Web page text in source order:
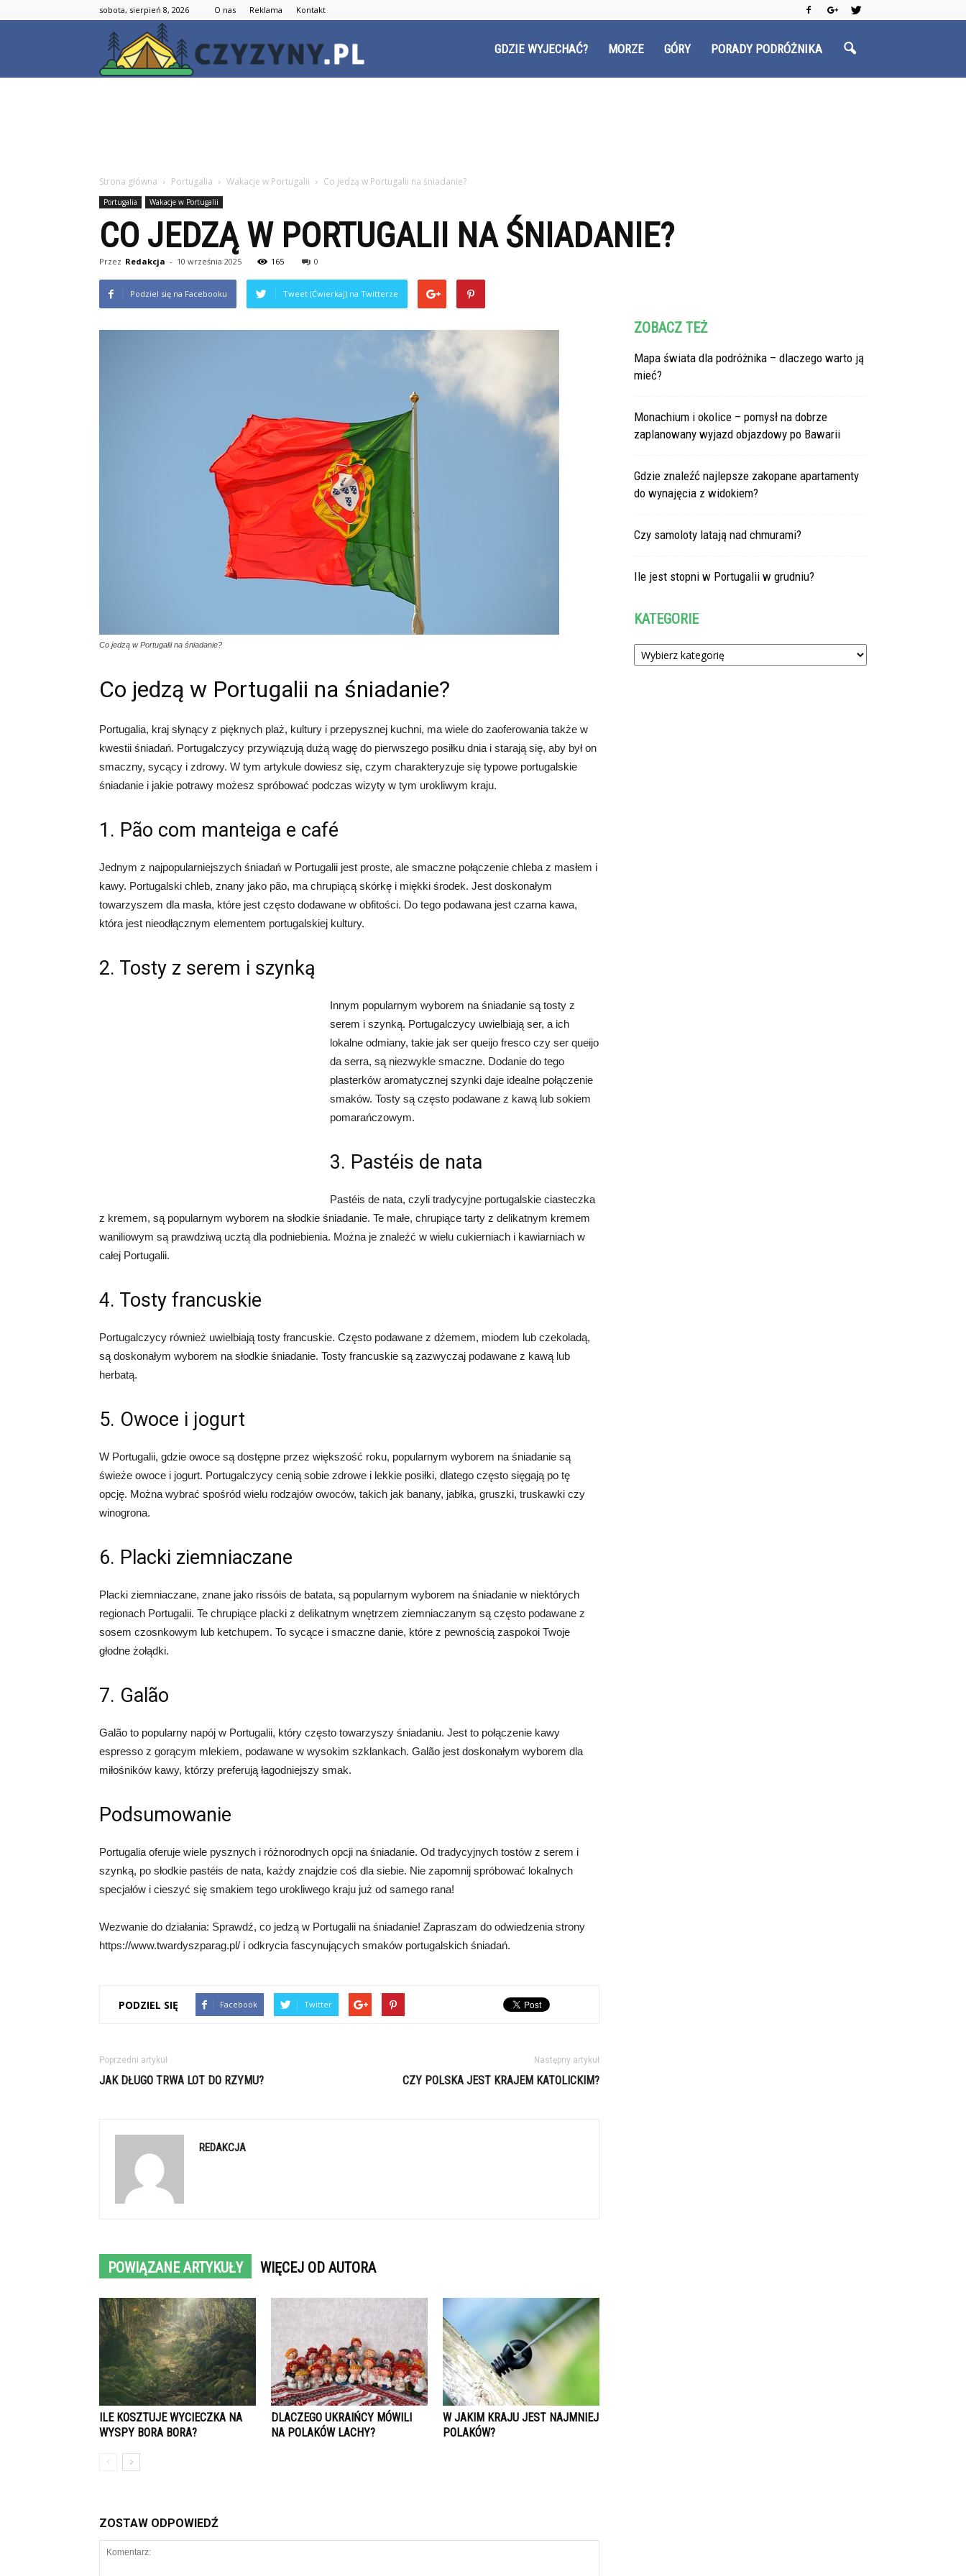
sobota, sierpień 8, 2026 O nas Reklama Kontakt
GDZIE WYJECHAĆ? MORZE GÓRY PORADY PODRÓŻNIKA
Strona główna Portugalia Wakacje w Portugalii Co jedzą w Portugalii na śniadanie?
Portugalia Wakacje w Portugalii
CO JEDZĄ W PORTUGALII NA ŚNIADANIE?
Przez Redakcja - 10 września 2025 165 0
Podziel się na Facebooku Tweet (Ćwierkaj) na Twitterze
Co jedzą w Portugalii na śniadanie?
Co jedzą w Portugalii na śniadanie?
Portugalia, kraj słynący z pięknych plaż, kultury i przepysznej kuchni, ma wiele do zaoferowania także w
kwestii śniadań. Portugalczycy przywiązują dużą wagę do pierwszego posiłku dnia i starają się, aby był on
smaczny, sycący i zdrowy. W tym artykule dowiesz się, czym charakteryzuje się typowe portugalskie
śniadanie i jakie potrawy możesz spróbować podczas wizyty w tym urokliwym kraju.
1. Pão com manteiga e café
Jednym z najpopularniejszych śniadań w Portugalii jest proste, ale smaczne połączenie chleba z masłem i
kawy. Portugalski chleb, znany jako pão, ma chrupiącą skórkę i miękki środek. Jest doskonałym
towarzyszem dla masła, które jest często dodawane w obfitości. Do tego podawana jest czarna kawa,
która jest nieodłącznym elementem portugalskiej kultury.
2. Tosty z serem i szynką
Innym popularnym wyborem na śniadanie są tosty z
serem i szynką. Portugalczycy uwielbiają ser, a ich
lokalne odmiany, takie jak ser queijo fresco czy ser queijo
da serra, są niezwykle smaczne. Dodanie do tego
plasterków aromatycznej szynki daje idealne połączenie
smaków. Tosty są często podawane z kawą lub sokiem
pomarańczowym.
3. Pastéis de nata
Pastéis de nata, czyli tradycyjne portugalskie ciasteczka
z kremem, są popularnym wyborem na słodkie śniadanie. Te małe, chrupiące tarty z delikatnym kremem
waniliowym są prawdziwą ucztą dla podniebienia. Można je znaleźć w wielu cukierniach i kawiarniach w
całej Portugalii.
4. Tosty francuskie
Portugalczycy również uwielbiają tosty francuskie. Często podawane z dżemem, miodem lub czekoladą,
są doskonałym wyborem na słodkie śniadanie. Tosty francuskie są zazwyczaj podawane z kawą lub
herbatą.
5. Owoce i jogurt
W Portugalii, gdzie owoce są dostępne przez większość roku, popularnym wyborem na śniadanie są
świeże owoce i jogurt. Portugalczycy cenią sobie zdrowe i lekkie posiłki, dlatego często sięgają po tę
opcję. Można wybrać spośród wielu rodzajów owoców, takich jak banany, jabłka, gruszki, truskawki czy
winogrona.
6. Placki ziemniaczane
Placki ziemniaczane, znane jako rissóis de batata, są popularnym wyborem na śniadanie w niektórych
regionach Portugalii. Te chrupiące placki z delikatnym wnętrzem ziemniaczanym są często podawane z
sosem czosnkowym lub ketchupem. To sycące i smaczne danie, które z pewnością zaspokoi Twoje
głodne żołądki.
7. Galão
Galão to popularny napój w Portugalii, który często towarzyszy śniadaniu. Jest to połączenie kawy
espresso z gorącym mlekiem, podawane w wysokim szklankach. Galão jest doskonałym wyborem dla
miłośników kawy, którzy preferują łagodniejszy smak.
Podsumowanie
Portugalia oferuje wiele pysznych i różnorodnych opcji na śniadanie. Od tradycyjnych tostów z serem i
szynką, po słodkie pastéis de nata, każdy znajdzie coś dla siebie. Nie zapomnij spróbować lokalnych
specjałów i cieszyć się smakiem tego urokliwego kraju już od samego rana!
Wezwanie do działania: Sprawdź, co jedzą w Portugalii na śniadanie! Zapraszam do odwiedzenia strony
https://www.twardyszparag.pl/ i odkrycia fascynujących smaków portugalskich śniadań.
PODZIEL SIĘ Facebook Twitter
Poprzedni artykuł
JAK DŁUGO TRWA LOT DO RZYMU?
Następny artykuł
CZY POLSKA JEST KRAJEM KATOLICKIM?
REDAKCJA
POWIĄZANE ARTYKUŁY WIĘCEJ OD AUTORA
ILE KOSZTUJE WYCIECZKA NA
WYSPY BORA BORA?
DLACZEGO UKRAIŃCY MÓWILI
NA POLAKÓW LACHY?
W JAKIM KRAJU JEST NAJMNIEJ
POLAKÓW?
ZOSTAW ODPOWIEDŹ
ZOBACZ TEŻ
Mapa świata dla podróżnika – dlaczego warto ją
mieć?
Monachium i okolice – pomysł na dobrze
zaplanowany wyjazd objazdowy po Bawarii
Gdzie znaleźć najlepsze zakopane apartamenty
do wynajęcia z widokiem?
Czy samoloty latają nad chmurami?
Ile jest stopni w Portugalii w grudniu?
KATEGORIE
Kategorie